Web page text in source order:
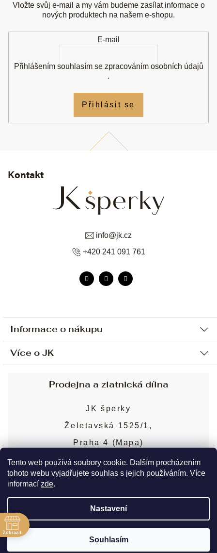
Tento web používá soubory cookie. Dalším procházením
tohoto webu vyjadřujete souhlas s jejich používáním. Více
informací zde.
Nastavení
Souhlasím
Informace o nákupu
Ochrana osobních údajů
Sjednání osobní schůzky
Obchodní podmínky
Puncovní značky
Více o JK
Blog
Nejčastější dotazy
Kontakt
info@jk.cz
+420 241 091 761
Vložte svůj e-mail a my vám budeme zasílat informace o
nových produktech na našem e-shopu.
E-mail
Přihlášením souhlasím se zpracováním osobních údajů
.
Přihlásit se
Prodejna a zlatnická dílna
JK šperky
Želetavská 1525/1,
Praha 4 ( Mapa)
Více o prodejně
Copyright 2026JK šperky. Všechna práva
vyhrazena. Upravit nastavení cookies
Vytvořil Shoptet Premium
Zobrazit